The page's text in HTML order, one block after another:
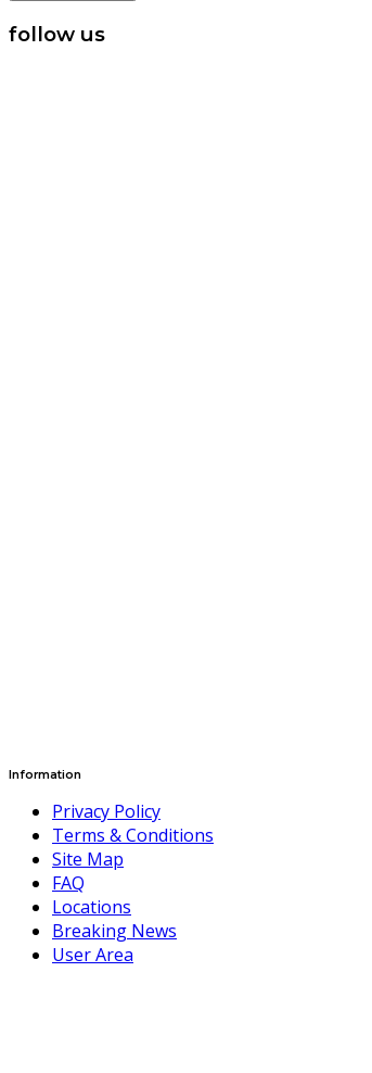
follow us
Information
Privacy Policy
Terms & Conditions
Site Map
FAQ
Locations
Breaking News
User Area